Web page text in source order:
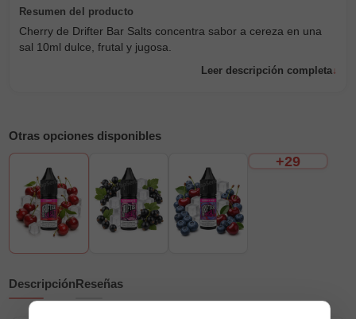
Cherry de Drifter Bar Salts concentra sabor a cereza en una
sal 10ml dulce, frutal y jugosa.
Leer descripción completa
Otras opciones disponibles
+29
DescripciónReseñas